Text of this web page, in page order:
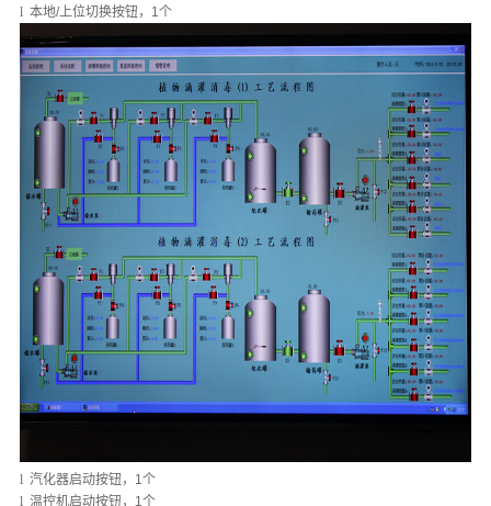
l 本地/上位切换按钮，1个
l 汽化器启动按钮，1个
l 温控机启动按钮，1个